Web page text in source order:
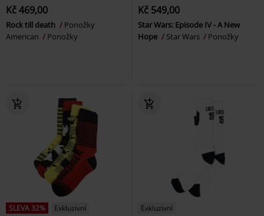
Kč 469,00
Rock till death
Ponožky
American
Ponožky
Kč 549,00
Star Wars: Episode IV - A New
Hope
Star Wars Ponožky
SLEVA 32%
Exkluzivní
Exkluzivní